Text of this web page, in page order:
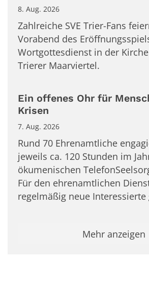
8. Aug. 2026
Zahlreiche SVE Trier-Fans
Vorabend des
Wortgottesdienst in der
Trierer Maarviertel.
Ein offenes Ohr für
Krisen
7. Aug. 2026
Rund 70 Ehrenamtliche
jeweils ca. 120 Stunden im
ökumenischen
Für den ehrenamtlichen
regelmäßig neue Interessierte
Mehr anzeigen